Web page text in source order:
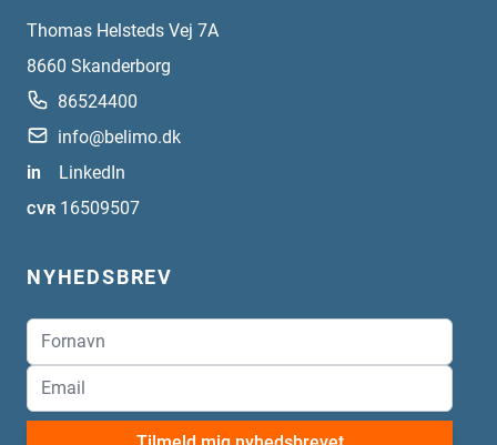
Thomas Helsteds Vej 7A
8660 Skanderborg
86524400
info@belimo.dk
in
LinkedIn
CVR 16509507
NYHEDSBREV